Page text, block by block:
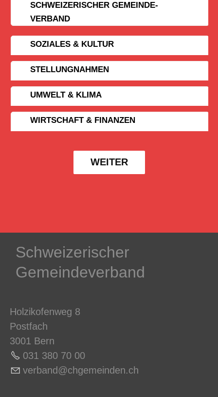
SCHWEIZERISCHER GEMEINDE­
VERBAND
SOZIALES & KULTUR
STELLUNGNAHMEN
UMWELT & KLIMA
WIRTSCHAFT & FINANZEN
WEITER
Schweizerischer
Gemeindeverband
Holzikofenweg 8
Postfach
3001 Bern
031 380 70 00
v rb nd chg m nd n ch